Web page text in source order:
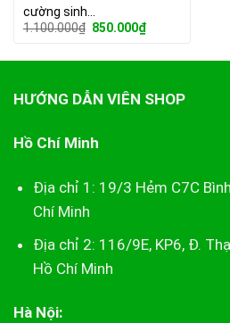
cường sinh…
1.100.000₫ Giá
1.100.000₫.
850.000₫Giá
hiện
là:
HƯỚNG DẪN VIÊN SHOP
Hồ Chí Minh
Địa chỉ 1: 19/3 Hẻm C7C
Chí Minh
Địa chỉ 2: 116/9E, KP6, Đ.
Hồ Chí Minh
Hà Nội: